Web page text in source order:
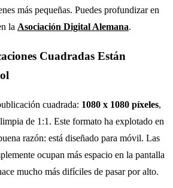
más pequeñas. Puedes profundizar en
la Asociación Digital Alemana.
Cuadradas Están
cuadrada: 1080 x 1080 píxeles,
de 1:1. Este formato ha explotado en
razón: está diseñado para móvil. Las
ocupan más espacio en la pantalla
mucho más difíciles de pasar por alto.